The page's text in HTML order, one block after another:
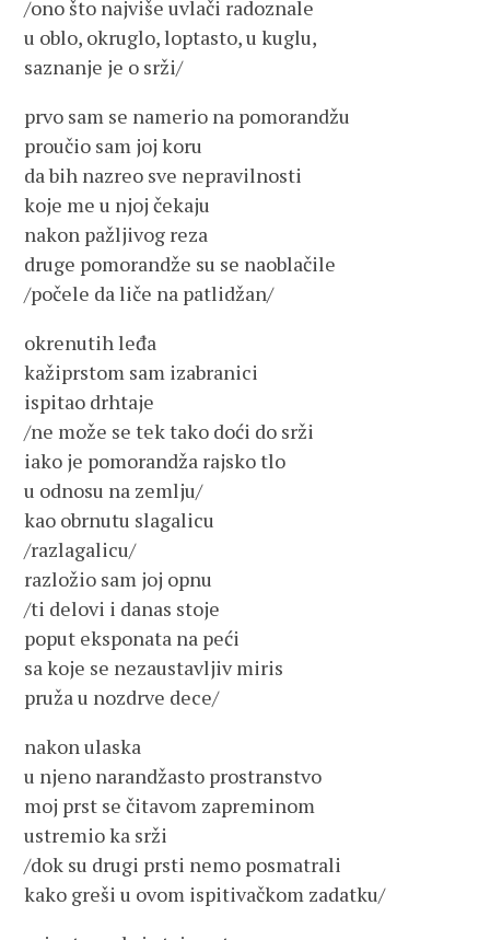
/ono što najviše uvlači radoznale
u oblo, okruglo, loptasto, u kuglu,
saznanje je o srži/
prvo sam se namerio na pomorandžu
proučio sam joj koru
da bih nazreo sve nepravilnosti
koje me u njoj čekaju
nakon pažljivog reza
druge pomorandže su se naoblačile
/počele da liče na patlidžan/
okrenutih leđa
kažiprstom sam izabranici
ispitao drhtaje
/ne može se tek tako doći do srži
iako je pomorandža rajsko tlo
u odnosu na zemlju/
kao obrnutu slagalicu
/razlagalicu/
razložio sam joj opnu
/ti delovi i danas stoje
poput eksponata na peći
sa koje se nezaustavljiv miris
pruža u nozdrve dece/
nakon ulaska
u njeno narandžasto prostranstvo
moj prst se čitavom zapreminom
ustremio ka srži
/dok su drugi prsti nemo posmatrali
kako greši u ovom ispitivačkom zadatku/